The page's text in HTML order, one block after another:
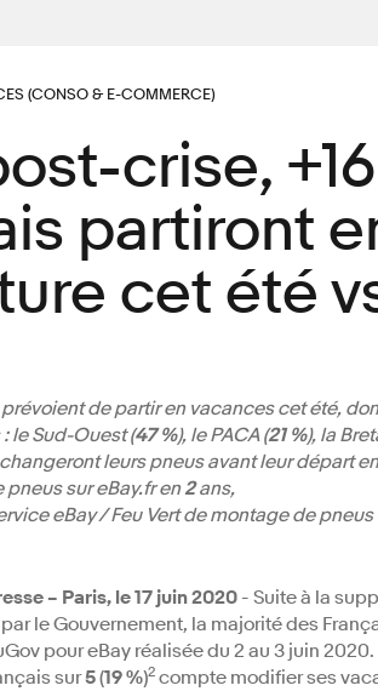
(CONSO & E-COMMERCE)
crise,
partiront
cet été
de partir en vacances cet été,
le Sud-Ouest (47 %), le PACA (21 %), la
leurs pneus avant leur départ
sur eBay.fr en2ans,
eBay / Feu Vert de montage de pneus
– Paris, le 17 juin 2020- Suite à la
le Gouvernement, la majorité des
pour eBay réalisée du 2 au 3 juin
sur5(19 %)2 compte modifier ses